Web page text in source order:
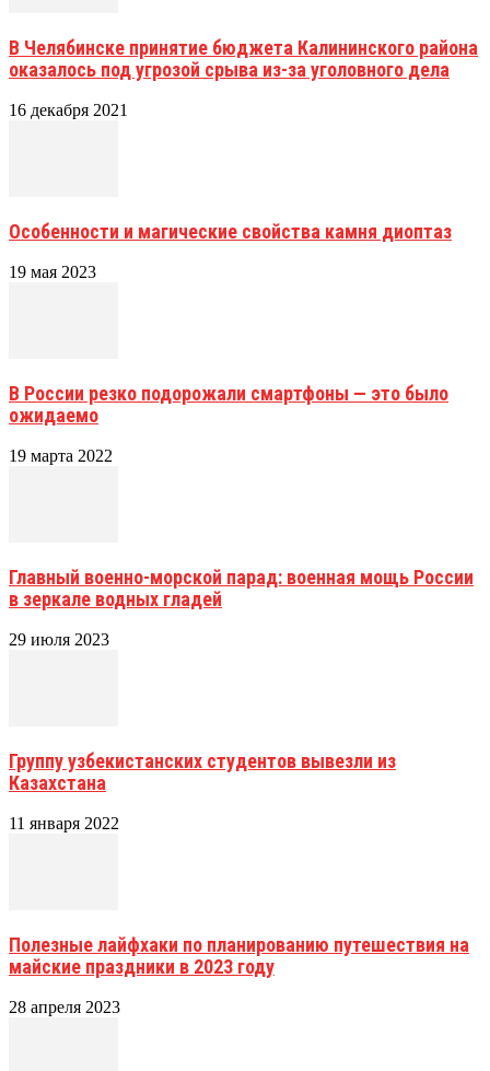
В Челябинске принятие бюджета Калининского района
оказалось под угрозой срыва из-за уголовного дела
16 декабря 2021
Особенности и магические свойства камня диоптаз
19 мая 2023
В России резко подорожали смартфоны — это было
ожидаемо
19 марта 2022
Главный военно-морской парад: военная мощь России
в зеркале водных гладей
29 июля 2023
Группу узбекистанских студентов вывезли из
Казахстана
11 января 2022
Полезные лайфхаки по планированию путешествия на
майские праздники в 2023 году
28 апреля 2023